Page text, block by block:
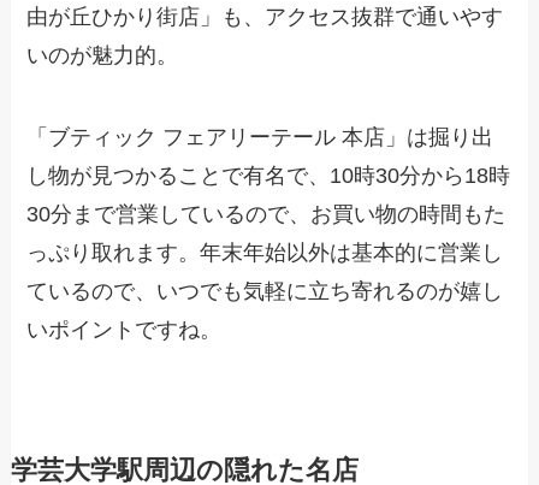
由が丘ひかり街店」も、アクセス抜群で通いやす
いのが魅力的。
「ブティック フェアリーテール 本店」は掘り出
し物が見つかることで有名で、10時30分から18時
30分まで営業しているので、お買い物の時間もた
っぷり取れます。年末年始以外は基本的に営業し
ているので、いつでも気軽に立ち寄れるのが嬉し
いポイントですね。
学芸大学駅周辺の隠れた名店